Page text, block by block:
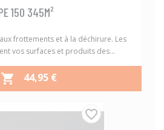
150 345M²
frottements et à la déchirure. Les
vos surfaces et produits des...
 PRIX
44,95 €
favorite_border